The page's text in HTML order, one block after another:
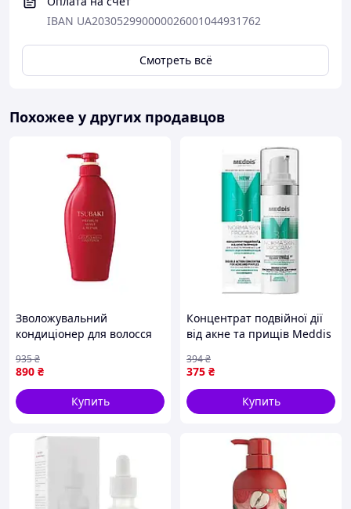
IBAN UA203052990000026001044931762
Смотреть всё
Похожее у других продавцов
Зволожувальний
кондиціонер для волосся
Repair Conditioner 450ml
890 ₴
935₴
Купить
Концентрат подвійної дії
від акне та прищів Meddis
375 ₴
394₴
Купить